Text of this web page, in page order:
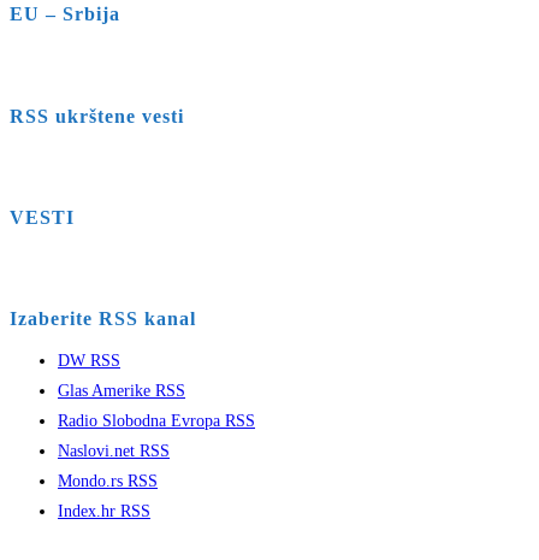
EU – Srbija
RSS ukrštene vesti
VESTI
Izaberite RSS kanal
DW RSS
Glas Amerike RSS
Radio Slobodna Evropa RSS
Naslovi.net RSS
Mondo.rs RSS
Index.hr RSS